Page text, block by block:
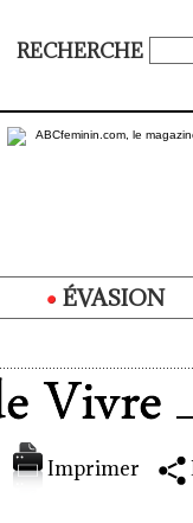
RECHERCHE
ÉVASION
Imprimer